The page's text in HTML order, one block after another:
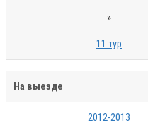
»
11 тур
На выезде
2012-2013